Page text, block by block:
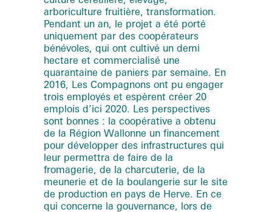
arboriculture fruitière, transformation.
Pendant un an, le projet a été porté
uniquement par des coopérateurs
bénévoles, qui ont cultivé un demi
hectare et commercialisé une
quarantaine de paniers par semaine. En
2016, Les Compagnons ont pu engager
trois employés et espèrent créer 20
emplois d’ici 2020. Les perspectives
sont bonnes : la coopérative a obtenu
de la Région Wallonne un financement
pour développer des infrastructures qui
leur permettra de faire de la
fromagerie, de la charcuterie, de la
meunerie et de la boulangerie sur le site
de production en pays de Herve. En ce
qui concerne la gouvernance, lors de